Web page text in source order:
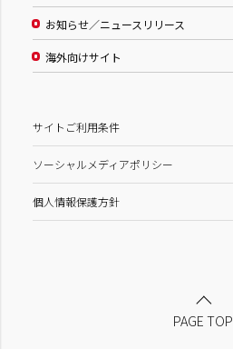
お知らせ／ニュースリリース
海外向けサイト
サイトご利用条件
ソーシャルメディアポリシー
個人情報保護方針
PAGE TOP